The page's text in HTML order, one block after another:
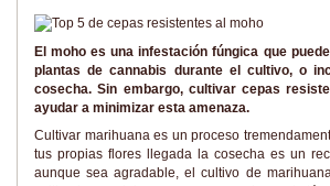
El moho es una infestación fúngica que
plantas de cannabis durante el cultivo, o
cosecha. Sin embargo, cultivar cepas
ayudar a minimizar esta amenaza.
Cultivar marihuana es un proceso
tus propias flores llegada la cosecha es un
aunque sea agradable, el cultivo de